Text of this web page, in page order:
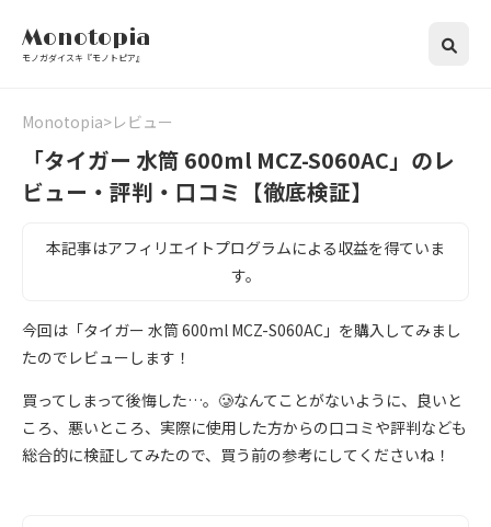
Monotopia
モノガダイスキ『モノトピア』
Monotopia レビュー
「タイガー 水筒 600ml MCZ-S060AC」のレ
ビュー・評判・口コミ【徹底検証】
本記事はアフィリエイトプログラムによる収益を得ていま
す。
今回は「タイガー 水筒 600ml MCZ-S060AC」を購入してみまし
たのでレビューします！
買ってしまって後悔した…。🥲なんてことがないように、良いと
ころ、悪いところ、実際に使用した方からの口コミや評判なども
総合的に検証してみたので、買う前の参考にしてくださいね！